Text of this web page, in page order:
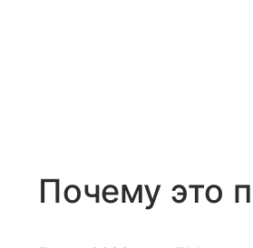
Почему это